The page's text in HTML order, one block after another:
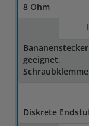
8 Ohm
Bananenstecker
geeignet,
Diskrete